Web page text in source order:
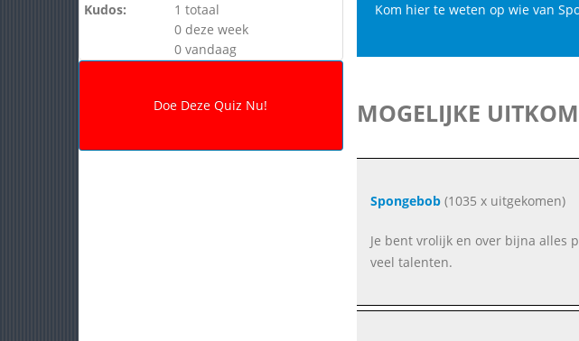
Kudos:
1 totaal
0 deze week
0 vandaag
Kom hier te weten op wie van
MOGELIJKE
Spongebob(1035 x uitgekomen)
Je bent vrolijk en over bijna alles
veel talenten.